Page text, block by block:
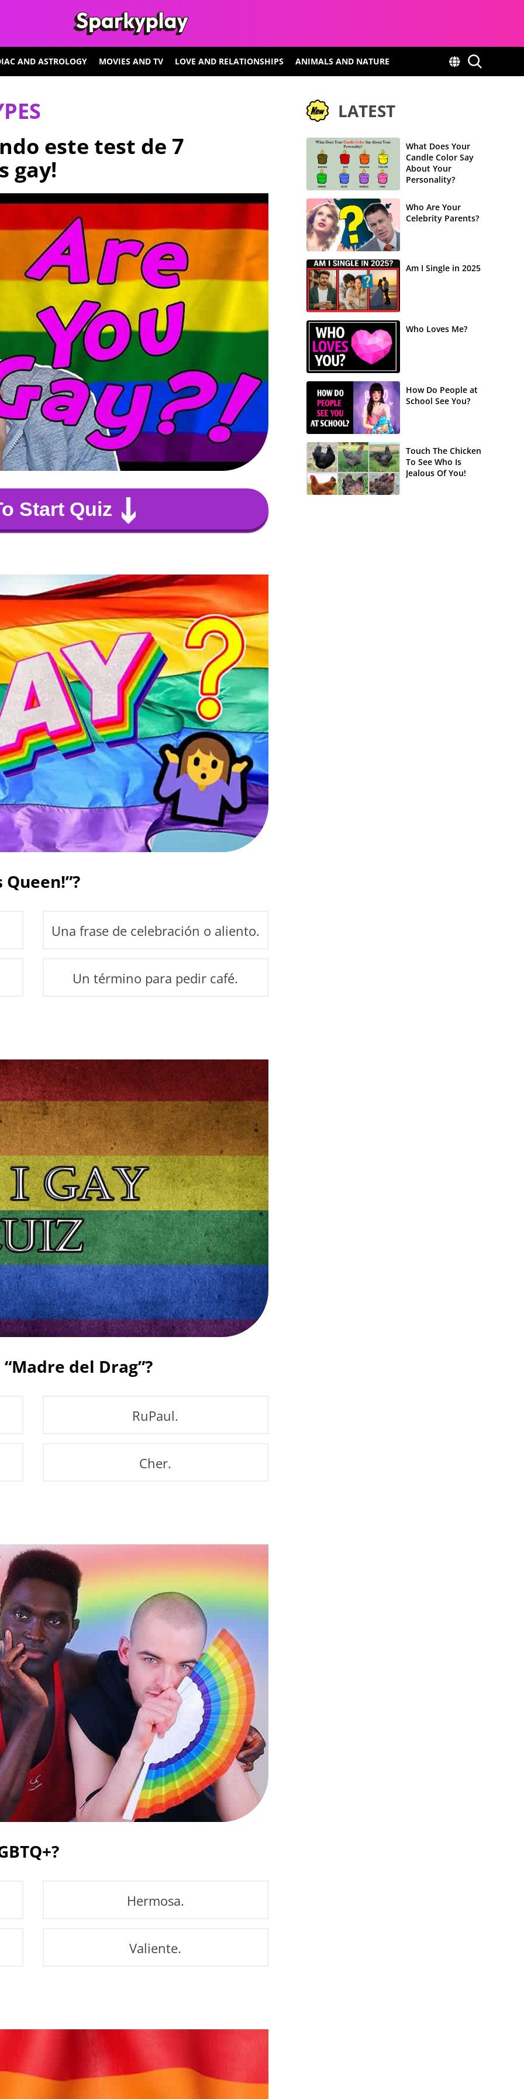
AND ASTROLOGY MOVIES AND TV LOVE AND RELATIONSHIPS ANIMALS AND NATURE
este test de 7
gay!
Start Quiz
Una frase de celebración o aliento.
Un término para pedir café.
del Drag”?
RuPaul.
Cher.
Hermosa.
Valiente.
LATEST
What Does Your
Candle Color Say
About Your
Personality?
Who Are Your
Celebrity Parents?
Am I Single in 2025
Who Loves Me?
How Do People at
School See You?
Touch The Chicken
To See Who Is
Jealous Of You!